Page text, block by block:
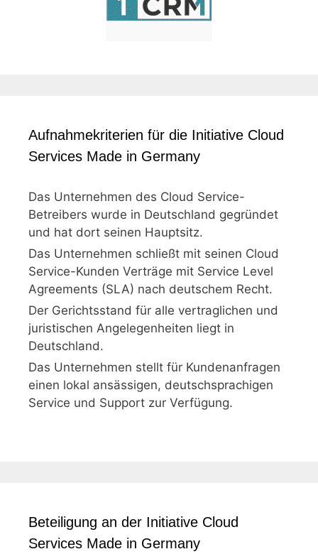
Aufnahmekriterien für die Initiative Cloud
Services Made in Germany
Das Unternehmen des Cloud Service-
Betreibers wurde in Deutschland gegründet
und hat dort seinen Hauptsitz.
Das Unternehmen schließt mit seinen Cloud
Service-Kunden Verträge mit Service Level
Agreements (SLA) nach deutschem Recht.
Der Gerichtsstand für alle vertraglichen und
juristischen Angelegenheiten liegt in
Deutschland.
Das Unternehmen stellt für Kundenanfragen
einen lokal ansässigen, deutschsprachigen
Service und Support zur Verfügung.
Beteiligung an der Initiative Cloud
Services Made in Germany